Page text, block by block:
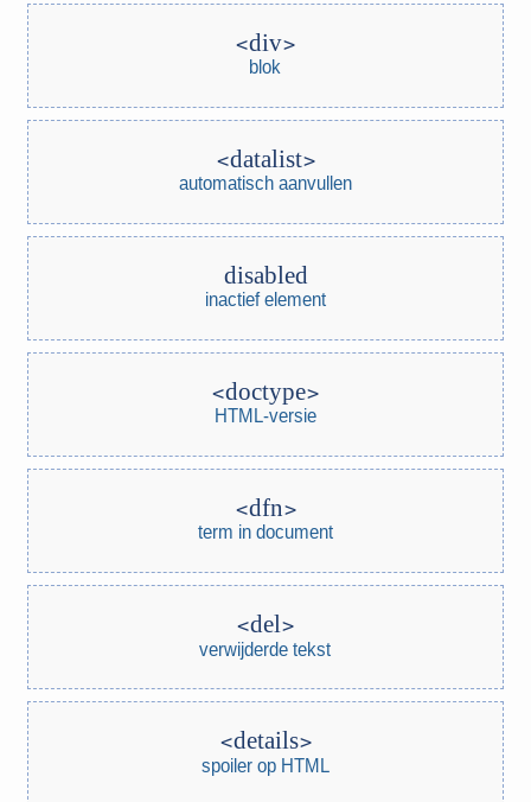
div
blok
datalist
automatisch aanvullen
disabled
inactief element
doctype
HTML-versie
dfn
term in document
del
verwijderde tekst
details
spoiler op HTML